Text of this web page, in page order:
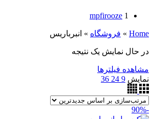
mpfirooze 1
Home
» فروشگاه » انبرباریس
در حال نمایش یک نتیجه
مشاهده فیلترها
نمایش 9
24
36
-90%